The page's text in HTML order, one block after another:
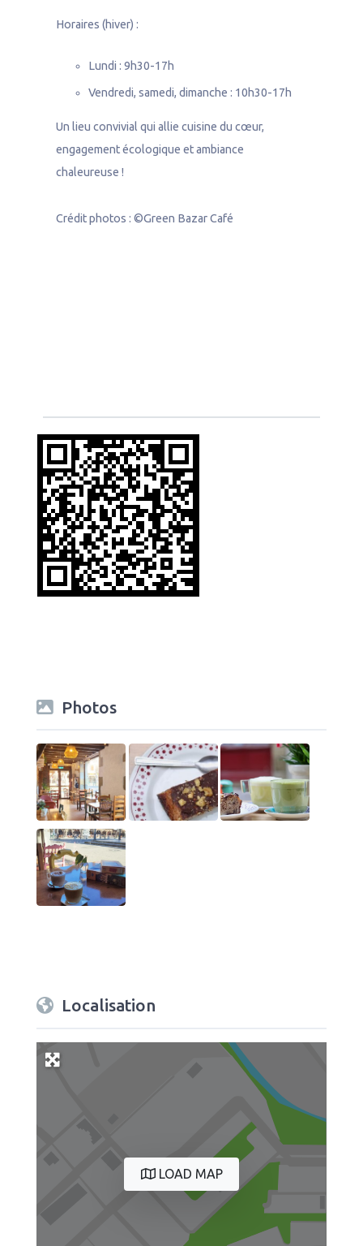
Horaires (hiver) :
Lundi : 9h30-17h
Vendredi, samedi, dimanche : 10h30-17h
Un lieu convivial qui allie cuisine du cœur,
engagement écologique et ambiance
chaleureuse !
Crédit photos : ©Green Bazar Café
Photos
Localisation
LOAD MAP